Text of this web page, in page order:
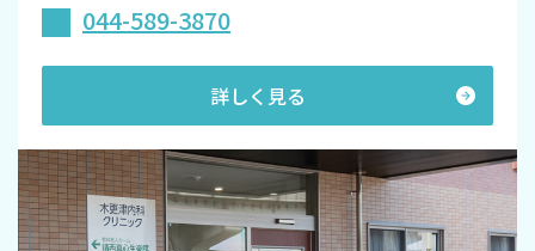
044-589-3870
詳しく見る